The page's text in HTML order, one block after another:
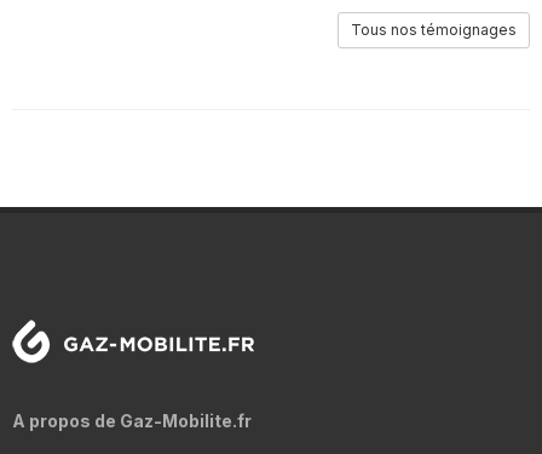
Tous nos témoignages
A propos de Gaz-Mobilite.fr